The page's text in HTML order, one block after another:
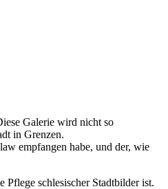
Galerie wird nicht so
in Grenzen.
empfangen habe, und der, wie
schlesischer Stadtbilder ist.